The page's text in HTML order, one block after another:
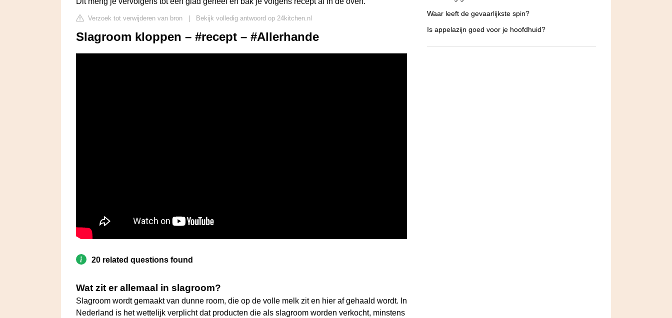
Verzoek tot verwijderen van bron Bekijk volledig antwoord op 24kitchen.nl
Slagroom kloppen – #recept – #Allerhande
20 related questions found
Wat zit er allemaal in slagroom?
Slagroom wordt gemaakt van dunne room, die op de volle melk zit en hier af gehaald wordt. In
Nederland is het wettelijk verplicht dat producten die als slagroom worden verkocht, minstens
Waar leeft de gevaarlijkste spin?
Is appelazijn goed voor je hoofdhuid?